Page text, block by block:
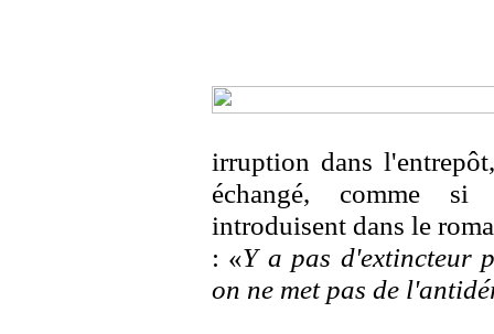
irruption dans
échangé, comme si
introduisent dans le
: «Y a pas d'extincteur
on ne met pas de